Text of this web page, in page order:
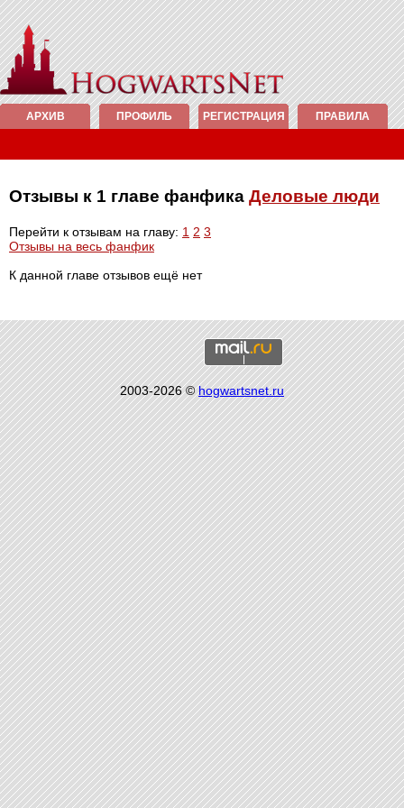
АРХИВ ПРОФИЛЬ РЕГИСТРАЦИЯ ПРАВИЛА
Отзывы к 1 главе фанфика Деловые люди
Перейти к отзывам на главу: 1 2 3
Отзывы на весь фанфик
К данной главе отзывов ещё нет
2003-2026 ©hogwartsnet.ru